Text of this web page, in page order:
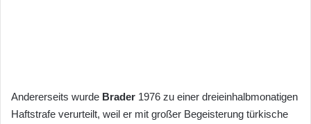
Andererseits wurde Brader 1976 zu einer dreieinhalbmonatigen
Haftstrafe verurteilt, weil er mit großer Begeisterung türkische